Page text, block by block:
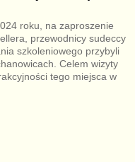
roku, na zaproszenie
przewodnicy sudeccy
szkoleniowego przybyli
Celem wizyty
tego miejsca w